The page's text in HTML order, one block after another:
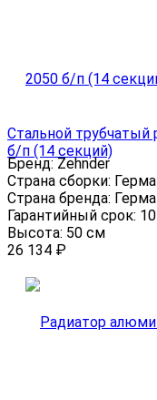
Стальной трубчатый
б/п (14 секций)
Бренд:Zehnder
Страна сборки:
Страна бренда:
Гарантийный срок:
Высота: 50 см
26 134 ₽